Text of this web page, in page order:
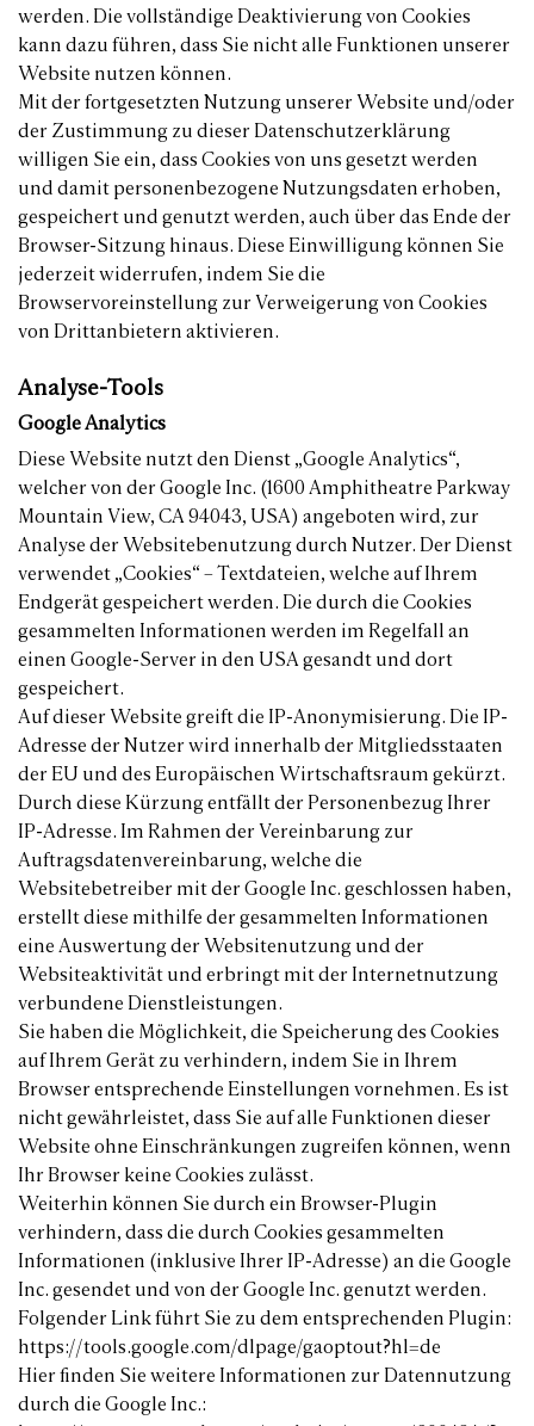
werden. Die vollständige Deaktivierung von Cookies
kann dazu führen, dass Sie nicht alle Funktionen unserer
Website nutzen können.
Mit der fortgesetzten Nutzung unserer Website und/oder
der Zustimmung zu dieser Datenschutzerklärung
willigen Sie ein, dass Cookies von uns gesetzt werden
und damit personenbezogene Nutzungsdaten erhoben,
gespeichert und genutzt werden, auch über das Ende der
Browser-Sitzung hinaus. Diese Einwilligung können Sie
jederzeit widerrufen, indem Sie die
Browservoreinstellung zur Verweigerung von Cookies
von Drittanbietern aktivieren.
Analyse-Tools
Google Analytics
Diese Website nutzt den Dienst „Google Analytics“,
welcher von der Google Inc. (1600 Amphitheatre Parkway
Mountain View, CA 94043, USA) angeboten wird, zur
Analyse der Websitebenutzung durch Nutzer. Der Dienst
verwendet „Cookies“ – Textdateien, welche auf Ihrem
Endgerät gespeichert werden. Die durch die Cookies
gesammelten Informationen werden im Regelfall an
einen Google-Server in den USA gesandt und dort
gespeichert.
Auf dieser Website greift die IP-Anonymisierung. Die IP-
Adresse der Nutzer wird innerhalb der Mitgliedsstaaten
der EU und des Europäischen Wirtschaftsraum gekürzt.
Durch diese Kürzung entfällt der Personenbezug Ihrer
IP-Adresse. Im Rahmen der Vereinbarung zur
Auftragsdatenvereinbarung, welche die
Websitebetreiber mit der Google Inc. geschlossen haben,
erstellt diese mithilfe der gesammelten Informationen
eine Auswertung der Websitenutzung und der
Websiteaktivität und erbringt mit der Internetnutzung
verbundene Dienstleistungen.
Sie haben die Möglichkeit, die Speicherung des Cookies
auf Ihrem Gerät zu verhindern, indem Sie in Ihrem
Browser entsprechende Einstellungen vornehmen. Es ist
nicht gewährleistet, dass Sie auf alle Funktionen dieser
Website ohne Einschränkungen zugreifen können, wenn
Ihr Browser keine Cookies zulässt.
Weiterhin können Sie durch ein Browser-Plugin
verhindern, dass die durch Cookies gesammelten
Informationen (inklusive Ihrer IP-Adresse) an die Google
Inc. gesendet und von der Google Inc. genutzt werden.
Folgender Link führt Sie zu dem entsprechenden Plugin:
https://tools.google.com/dlpage/gaoptout?hl=de
Hier finden Sie weitere Informationen zur Datennutzung
durch die Google Inc.: